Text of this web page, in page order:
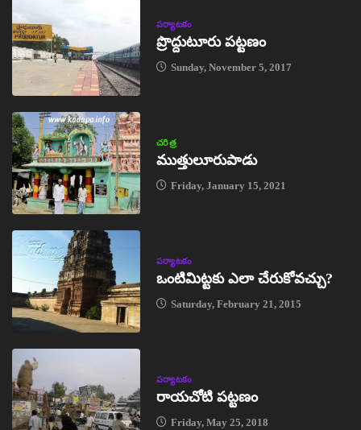
పర్యాటకం
ప్రొద్దుటూరు పట్టణం
Sunday, November 5, 2017
చరిత్ర
ముత్తులూరుపాడు
Friday, January 15, 2021
పర్యాటకం
ఒంటిమిట్టకు ఎలా చేరుకోవచ్చు?
Saturday, February 21, 2015
పర్యాటకం
రాయచోటి పట్టణం
Friday, May 25, 2018